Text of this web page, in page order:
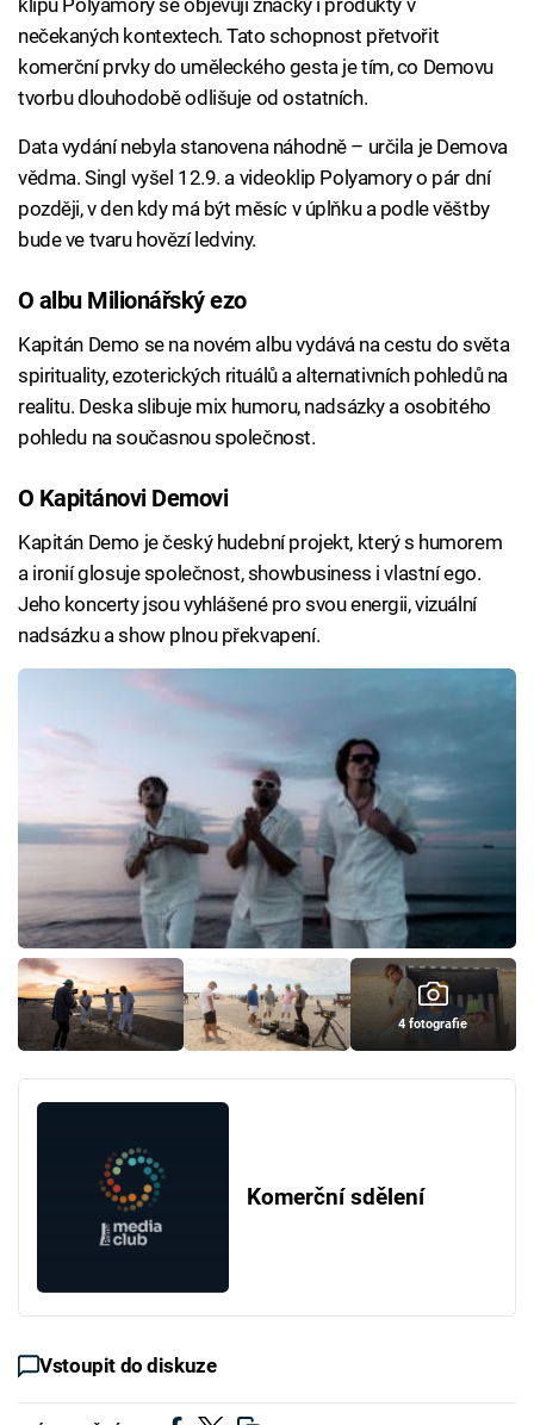
klipu Polyamory se objevují značky i produkty v
nečekaných kontextech. Tato schopnost přetvořit
komerční prvky do uměleckého gesta je tím, co Demovu
tvorbu dlouhodobě odlišuje od ostatních.
Data vydání nebyla stanovena náhodně – určila je Demova
vědma. Singl vyšel 12.9. a videoklip Polyamory o pár dní
později, v den kdy má být měsíc v úplňku a podle věštby
bude ve tvaru hovězí ledviny.
O albu Milionářský ezo
Kapitán Demo se na novém albu vydává na cestu do světa
spirituality, ezoterických rituálů a alternativních pohledů na
realitu. Deska slibuje mix humoru, nadsázky a osobitého
pohledu na současnou společnost.
O Kapitánovi Demovi
Kapitán Demo je český hudební projekt, který s humorem
a ironií glosuje společnost, showbusiness i vlastní ego.
Jeho koncerty jsou vyhlášené pro svou energii, vizuální
nadsázku a show plnou překvapení.
4 fotografie
Komerční sdělení
Vstoupit do diskuze